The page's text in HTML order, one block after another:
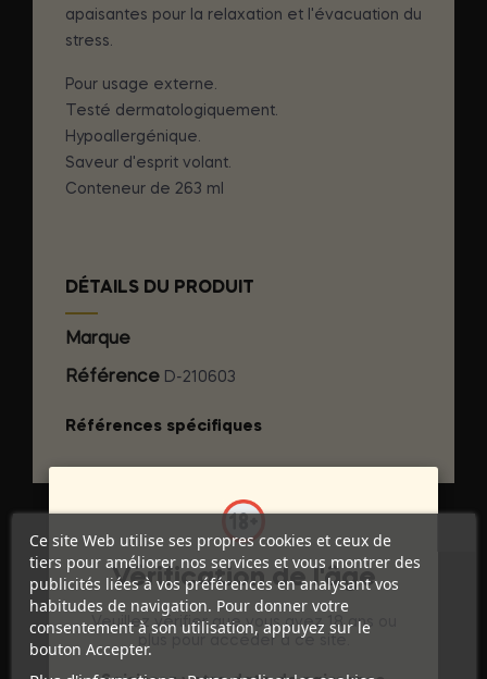
apaisantes pour la relaxation et l'évacuation du
stress.
Pour usage externe.
Testé dermatologiquement.
Hypoallergénique.
Saveur d'esprit volant.
Conteneur de 263 ml
DÉTAILS DU PRODUIT
Marque
Référence D-210603
Références spécifiques
Ce site Web utilise ses propres cookies et ceux de
tiers pour améliorer nos services et vous montrer des
publicités liées à vos préférences en analysant vos
habitudes de navigation. Pour donner votre
consentement à son utilisation, appuyez sur le
bouton Accepter.
Vérification de l'âge
Veuillez vérifier que vous avez 18 ans ou
plus pour accéder à ce site.